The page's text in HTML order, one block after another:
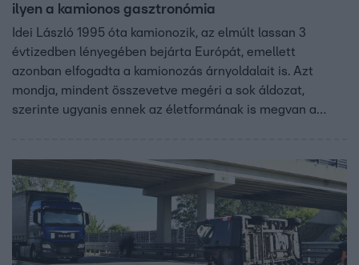
ilyen a kamionos gasztronómia
Idei László 1995 óta kamionozik, az elmúlt lassan 3
évtizedben lényegében bejárta Európát, emellett
azonban elfogadta a kamionozás árnyoldalait is. Azt
mondja, mindent összevetve megéri a sok áldozat,
szerinte ugyanis ennek az életformának is megvan a
komplett konyhát kivarázsolni az út szélére